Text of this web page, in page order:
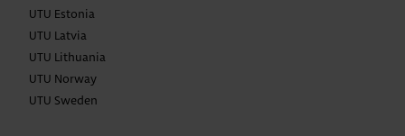
UTU Estonia
UTU Latvia
UTU Lithuania
UTU Norway
UTU Sweden